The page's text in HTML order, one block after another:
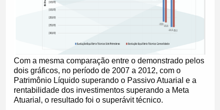
Com a mesma comparação entre o demonstrado pelos
dois gráficos, no período de 2007 a 2012, com o
Patrimônio Líquido superando o Passivo Atuarial e a
rentabilidade dos investimentos superando a Meta
Atuarial, o resultado foi o superávit técnico.